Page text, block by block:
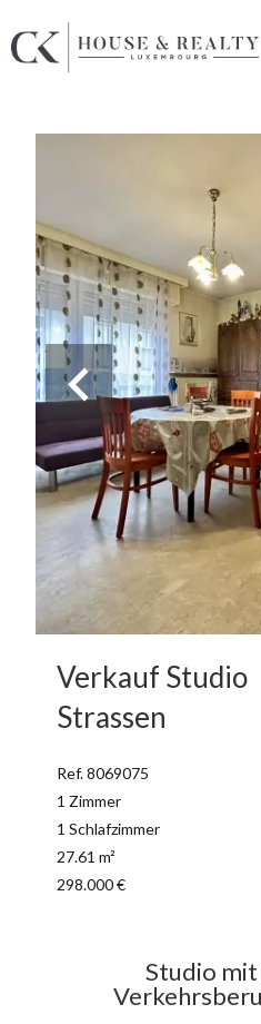
Verkauf Studio
Strassen
Ref. 8069075
1 Zimmer
1 Schlafzimmer
27.61 m²
298.000 €
Studio